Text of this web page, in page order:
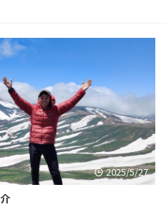
2025/5/27